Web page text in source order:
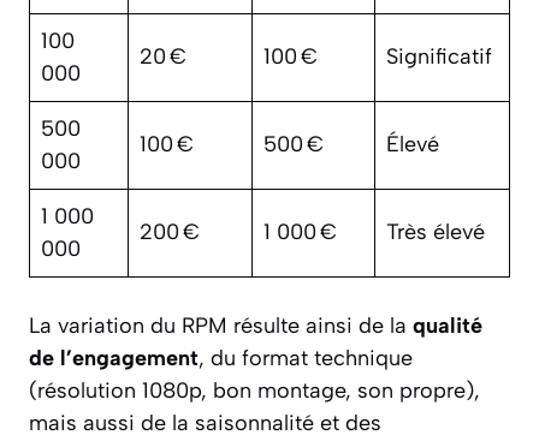
100
000
20 € 100 € Significatif
500
000
100 € 500 € Élevé
1 000
000
200 € 1 000 € Très élevé
La variation du RPM résulte ainsi de la qualité
de l’engagement, du format technique
(résolution 1080p, bon montage, son propre),
mais aussi de la saisonnalité et des